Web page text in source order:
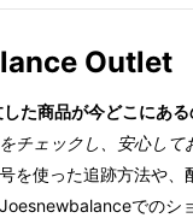
Outlet
た商品が今どこにあ
チェックし、安心し
を使った追跡方法や
でのシ